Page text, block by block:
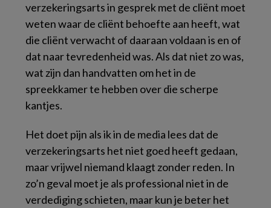
verzekeringsarts in gesprek met de cliënt moet
weten waar de cliënt behoefte aan heeft, wat
die cliënt verwacht of daaraan voldaan is en of
dat naar tevredenheid was. Als dat niet zo was,
wat zijn dan handvatten om het in de
spreekkamer te hebben over die scherpe
kantjes.
Het doet pijn als ik in de media lees dat de
verzekeringsarts het niet goed heeft gedaan,
maar vrijwel niemand klaagt zonder reden. In
zo’n geval moet je als professional niet in de
verdediging schieten, maar kun je beter het